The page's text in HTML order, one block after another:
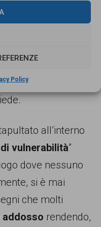
Policy
dei piedi della
che può essere
tendini
all’interno
vulnerabilità”
dove nessuno
si è mai
che molti
rendendo,